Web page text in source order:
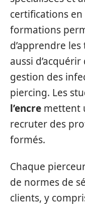
certifications
formations
d’apprendre
aussi
gestion des
piercing. Les
l’encre mettent
recruter des
formés.
Chaque
de normes de
clients, y